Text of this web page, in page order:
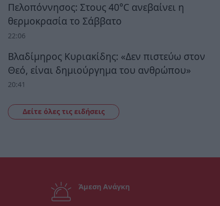
Πελοπόννησος: Στους 40°C ανεβαίνει η
θερμοκρασία το Σάββατο
22:06
Βλαδίμηρος Κυριακίδης: «Δεν πιστεύω στον
Θεό, είναι δημιούργημα του ανθρώπου»
20:41
Δείτε όλες τις ειδήσεις
Άμεση Ανάγκη